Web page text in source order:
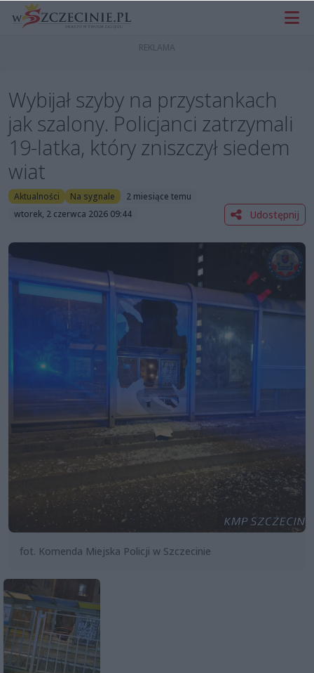
Wybijał szyby na przystankach
jak szalony. Policjanci zatrzymali
19-latka, który zniszczył siedem
wiat
Aktualności Na sygnale
2 miesiące temu
wtorek, 2 czerwca 2026 09:44
Udostępnij
fot. Komenda Miejska Policji w Szczecinie